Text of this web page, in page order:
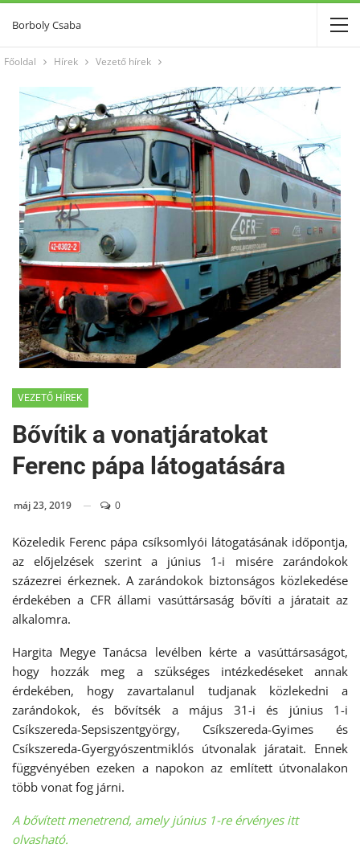
Borboly Csaba
Főoldal Hírek Vezető hírek
VEZETŐ HÍREK
Bővítik a vonatjáratokat
Ferenc pápa látogatására
máj 23, 2019 0
Közeledik Ferenc pápa csíksomlyói látogatásának időpontja,
az előjelzések szerint a június 1-i misére zarándokok
százezrei érkeznek. A zarándokok biztonságos közlekedése
érdekében a CFR állami vasúttársaság bővíti a járatait az
alkalomra.
Hargita Megye Tanácsa levélben kérte a vasúttársaságot,
hogy hozzák meg a szükséges intézkedéseket annak
érdekében, hogy zavartalanul tudjanak közlekedni a
zarándokok, és bővítsék a május 31-i és június 1-i
Csíkszereda-Sepsiszentgyörgy, Csíkszereda-Gyimes és
Csíkszereda-Gyergyószentmiklós útvonalak járatait. Ennek
függvényében ezeken a napokon az említett útvonalakon
több vonat fog járni.
A bővített menetrend, amely június 1-re érvényes itt
olvasható.